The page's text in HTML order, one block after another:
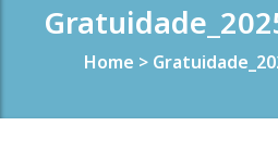
Home >